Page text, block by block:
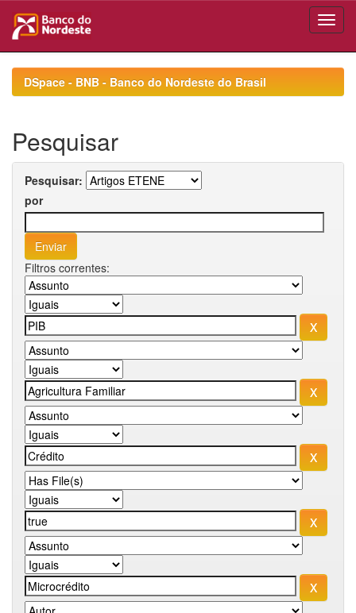
navigationDSpace - BNB - Banco do Nordeste do Brasil
Pesquisar
Pesquisar:
por
Filtros correntes: